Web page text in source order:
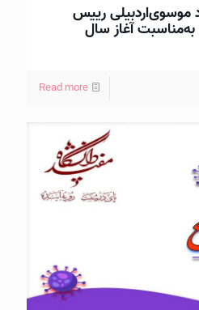
موسوی‌اردبیلی رییس
آغاز سال
Read more